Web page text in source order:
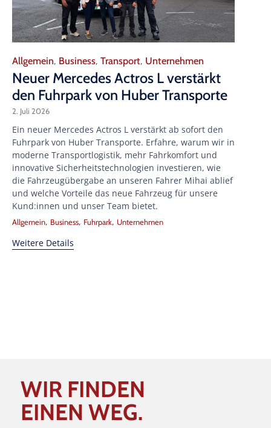
Category
Allgemein, Business, Transport, Unternehmen
Neuer Mercedes Actros L verstärkt
den Fuhrpark von Huber Transporte
2. Juli 2026
Ein neuer Mercedes Actros L verstärkt ab sofort den
Fuhrpark von Huber Transporte. Erfahre, warum wir in
moderne Transportlogistik, mehr Fahrkomfort und
innovative Sicherheitstechnologien investieren, wie
die Fahrzeugübergabe an unseren Fahrer Mihai ablief
und welche Vorteile das neue Fahrzeug für unsere
Kund:innen und unser Team bietet.
Tags
Allgemein, Business, Fuhrpark, Unternehmen
Weitere Details
WIR FINDEN
EINEN WEG.